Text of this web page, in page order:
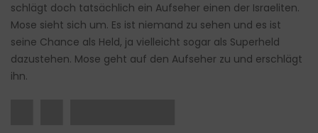
schlägt doch tatsächlich ein Aufseher einen der Israeliten.
Mose sieht sich um. Es ist niemand zu sehen und es ist
seine Chance als Held, ja vielleicht sogar als Superheld
dazustehen. Mose geht auf den Aufseher zu und erschlägt
ihn.